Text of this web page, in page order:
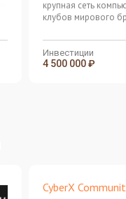
крупная сеть
клубов мирового
Инвестиции
4 500 000 ₽
CyberX